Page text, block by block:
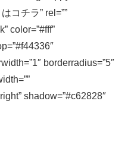
コチラ” rel=””
color=”#fff”
borderradius=”5″
shadow=”#c62828″